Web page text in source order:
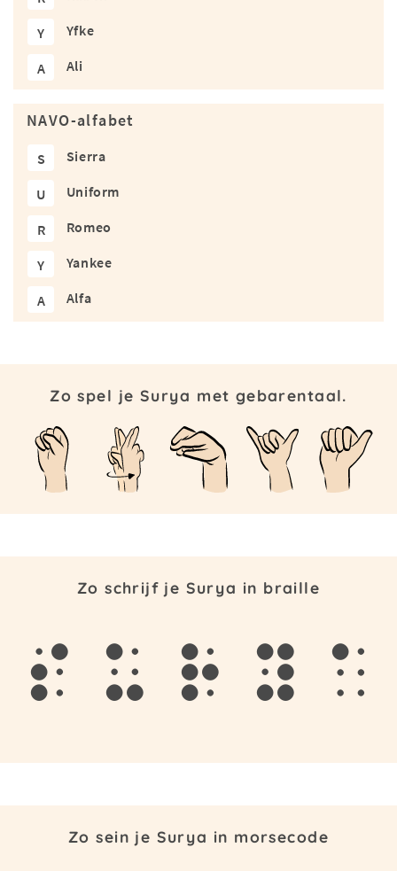
Y Yfke
A Ali
NAVO-alfabet
S Sierra
U Uniform
R Romeo
Y Yankee
A Alfa
Zo spel je Surya met gebarentaal.
Zo schrijf je Surya in braille
s u r y a
Zo sein je Surya in morsecode